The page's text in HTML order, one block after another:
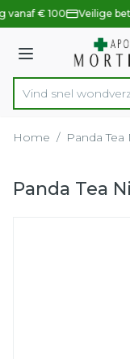
Ga naar de inhoud
1 van 1
vanaf € 100 Veilige
Menu
Product, merk,
Vind snel
Home / Panda
Panda Tea